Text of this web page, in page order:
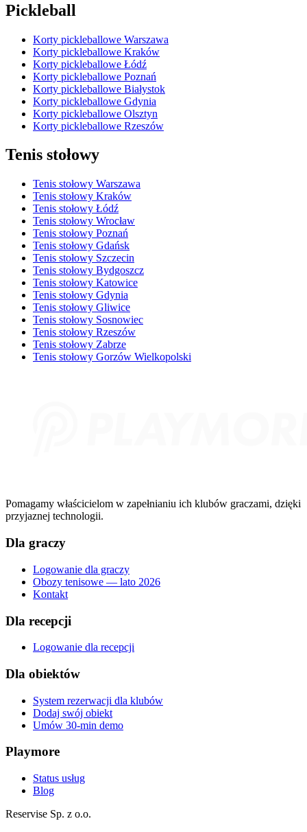
Pickleball
Korty pickleballowe Warszawa
Korty pickleballowe Kraków
Korty pickleballowe Łódź
Korty pickleballowe Poznań
Korty pickleballowe Białystok
Korty pickleballowe Gdynia
Korty pickleballowe Olsztyn
Korty pickleballowe Rzeszów
Tenis stołowy
Tenis stołowy Warszawa
Tenis stołowy Kraków
Tenis stołowy Łódź
Tenis stołowy Wrocław
Tenis stołowy Poznań
Tenis stołowy Gdańsk
Tenis stołowy Szczecin
Tenis stołowy Bydgoszcz
Tenis stołowy Katowice
Tenis stołowy Gdynia
Tenis stołowy Gliwice
Tenis stołowy Sosnowiec
Tenis stołowy Rzeszów
Tenis stołowy Zabrze
Tenis stołowy Gorzów Wielkopolski
Pomagamy właścicielom w zapełnianiu ich klubów graczami, dzięki
przyjaznej technologii.
Dla graczy
Logowanie dla graczy
Obozy tenisowe — lato 2026
Kontakt
Dla recepcji
Logowanie dla recepcji
Dla obiektów
System rezerwacji dla klubów
Dodaj swój obiekt
Umów 30-min demo
Playmore
Status usług
Blog
Reservise Sp. z o.o.